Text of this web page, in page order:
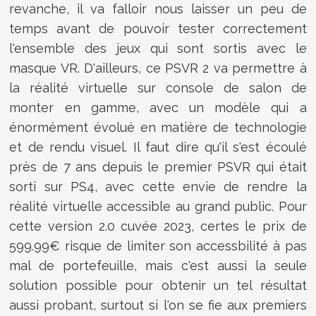
revanche, il va falloir nous laisser un peu de
temps avant de pouvoir tester correctement
l'ensemble des jeux qui sont sortis avec le
masque VR. D'ailleurs, ce PSVR 2 va permettre à
la réalité virtuelle sur console de salon de
monter en gamme, avec un modèle qui a
énormément évolué en matière de technologie
et de rendu visuel. Il faut dire qu'il s'est écoulé
près de 7 ans depuis le premier PSVR qui était
sorti sur PS4, avec cette envie de rendre la
réalité virtuelle accessible au grand public. Pour
cette version 2.0 cuvée 2023, certes le prix de
599.99€ risque de limiter son accessbilité à pas
mal de portefeuille, mais c'est aussi la seule
solution possible pour obtenir un tel résultat
aussi probant, surtout si l'on se fie aux premiers